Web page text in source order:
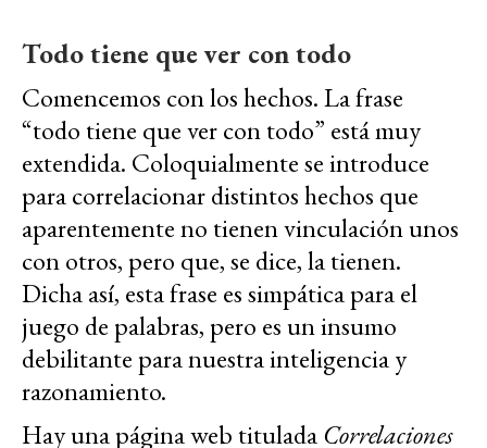
Todo tiene que ver con todo
Comencemos con los hechos. La frase
“todo tiene que ver con todo” está muy
extendida. Coloquialmente se introduce
para correlacionar distintos hechos que
aparentemente no tienen vinculación unos
con otros, pero que, se dice, la tienen.
Dicha así, esta frase es simpática para el
juego de palabras, pero es un insumo
debilitante para nuestra inteligencia y
razonamiento.
Hay una página web titulada Correlaciones